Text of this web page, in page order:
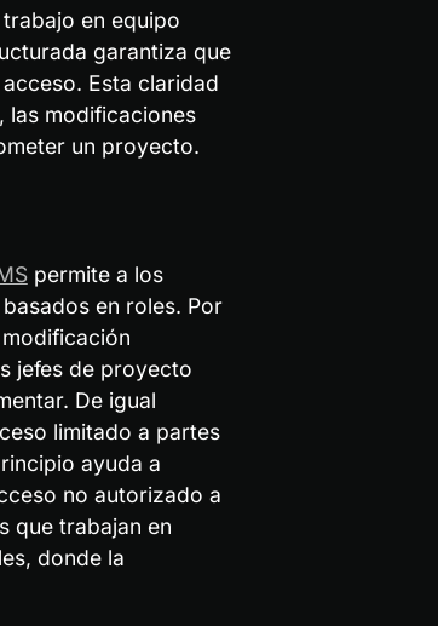
en equipo
garantiza que
Esta claridad
las modificaciones
un proyecto.
permite a los
en roles. Por
jefes de proyecto
De igual
limitado a partes
ayuda a
no autorizado a
que trabajan en
donde la